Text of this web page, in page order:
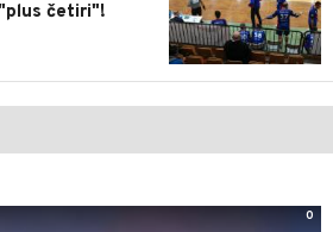
četiri"!
0